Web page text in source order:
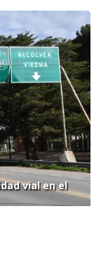
vial en el